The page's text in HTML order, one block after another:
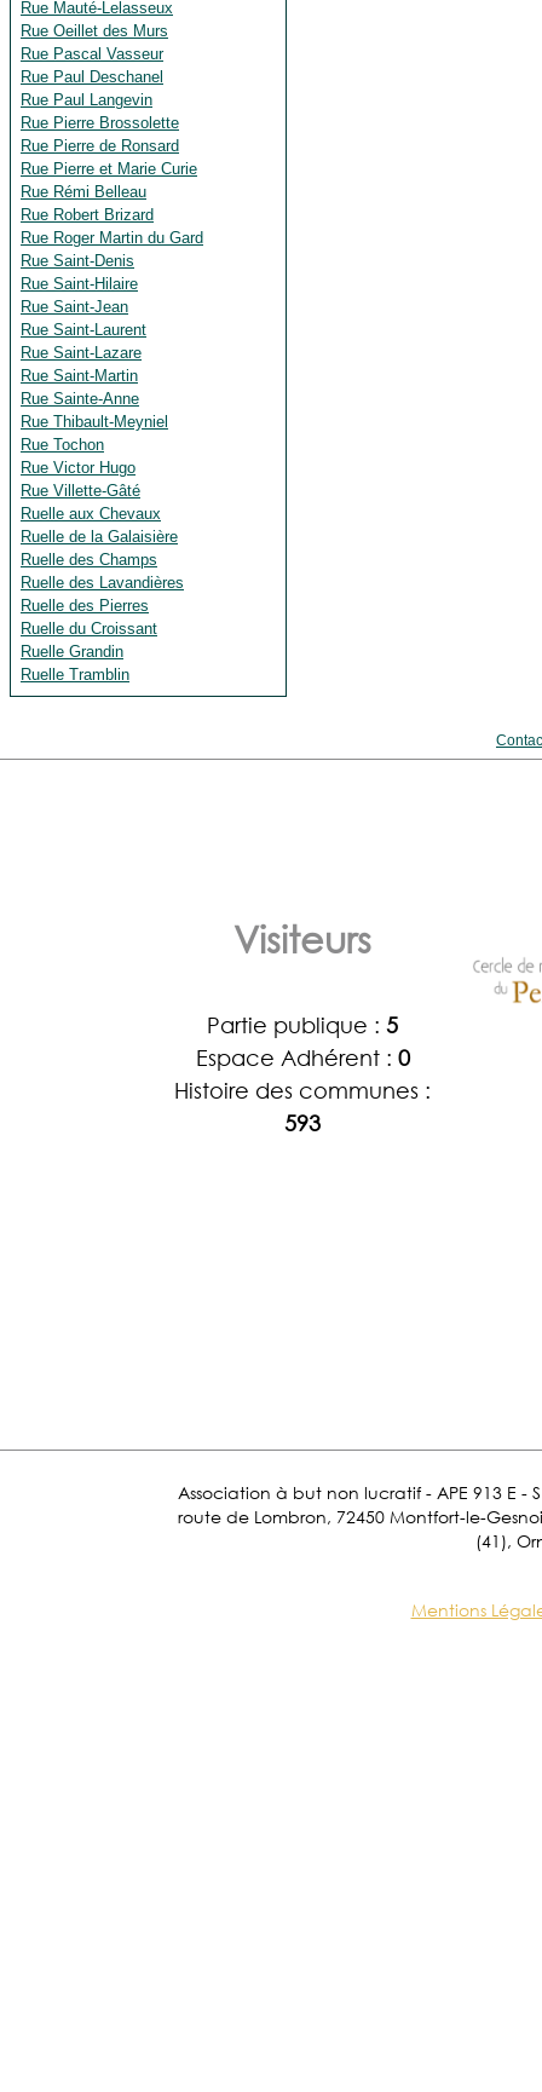
Rue Mauté-Lelasseux
Rue Oeillet des Murs
Rue Pascal Vasseur
Rue Paul Deschanel
Rue Paul Langevin
Rue Pierre Brossolette
Rue Pierre de Ronsard
Rue Pierre et Marie Curie
Rue Rémi Belleau
Rue Robert Brizard
Rue Roger Martin du Gard
Rue Saint-Denis
Rue Saint-Hilaire
Rue Saint-Jean
Rue Saint-Laurent
Rue Saint-Lazare
Rue Saint-Martin
Rue Sainte-Anne
Rue Thibault-Meyniel
Rue Tochon
Rue Victor Hugo
Rue Villette-Gâté
Ruelle aux Chevaux
Ruelle de la Galaisière
Ruelle des Champs
Ruelle des Lavandières
Ruelle des Pierres
Ruelle du Croissant
Ruelle Grandin
Ruelle Tramblin
Visiteurs
Partie publique : 5
Espace Adhérent : 0
Histoire des communes :
593
Association à but non lucratif - APE 913 E -
route de Lombron, 72450 Montfort-le-
(41),
Mentions